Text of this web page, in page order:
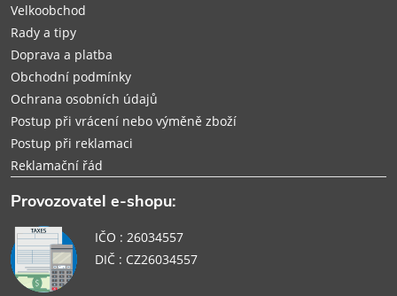
Velkoobchod
Rady a tipy
Doprava a platba
Obchodní podmínky
Ochrana osobních údajů
Postup při vrácení nebo výměně zboží
Postup při reklamaci
Reklamační řád
Provozovatel e-shopu:
IČO : 26034557
DIČ : CZ26034557